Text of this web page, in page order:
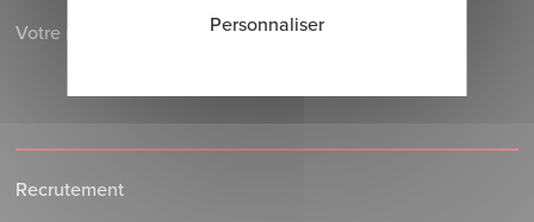
Votre retour au domicile
Recrutement
Personnaliser